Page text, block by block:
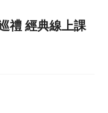
禮 經典線上課